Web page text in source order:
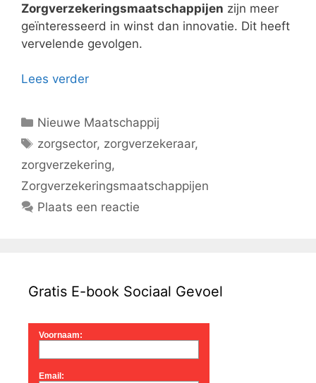
Zorgverzekeringsmaatschappijen zijn meer
geïnteresseerd in winst dan innovatie. Dit heeft
vervelende gevolgen.
Lees verder
Categorieën
Nieuwe Maatschappij
Tags
zorgsector, zorgverzekeraar,
zorgverzekering,
Zorgverzekeringsmaatschappijen
Plaats een reactie
Gratis E-book Sociaal Gevoel
Voornaam:
Email: